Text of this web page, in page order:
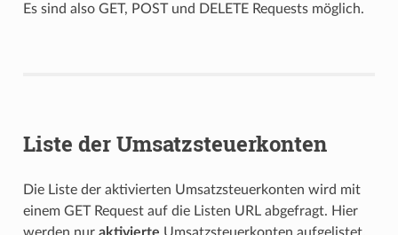
Es sind also GET, POST und DELETE Requests möglich.
Liste der Umsatzsteuerkonten
Die Liste der aktivierten Umsatzsteuerkonten wird mit
einem GET Request auf die Listen URL abgefragt. Hier